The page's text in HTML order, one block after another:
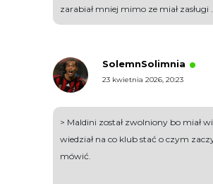
zarabiał mniej mimo ze miał zasługi .
SolemnSolimnia
23 kwietnia 2026, 20:23
> Maldini został zwolniony bo miał
wiedział na co klub stać o czym
mówić.